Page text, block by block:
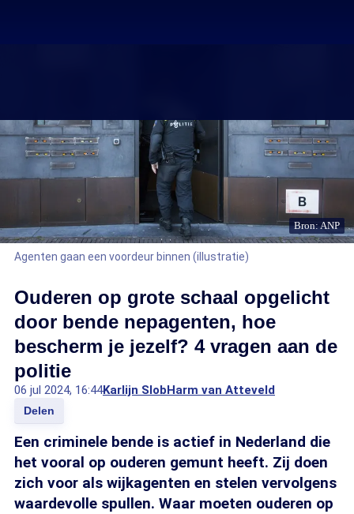
Bron: ANP
Agenten gaan een voordeur binnen (illustratie)
Ouderen op grote schaal opgelicht
door bende nepagenten, hoe
bescherm je jezelf? 4 vragen aan de
politie
06 jul 2024, 16:44Karlijn SlobHarm van Atteveld
Delen
Een criminele bende is actief in Nederland die
het vooral op ouderen gemunt heeft. Zij doen
zich voor als wijkagenten en stelen vervolgens
waardevolle spullen. Waar moeten ouderen op